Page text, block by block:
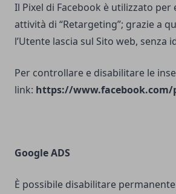
Il Pixel di Facebook è utilizzato
attività di “Retargeting”; grazie a
l’Utente lascia sul Sito web, senza
Per controllare e disabilitare le
link: https://www.facebook.com/
Google ADS
È possibile disabilitare